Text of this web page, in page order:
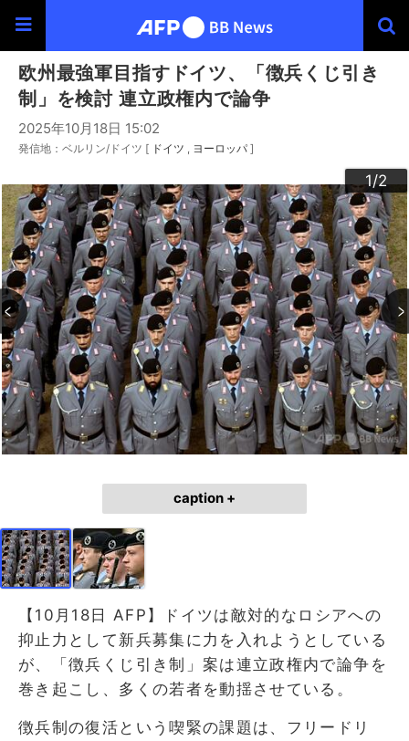
欧州最強軍目指すドイツ、「徴兵くじ引き
制」を検討 連立政権内で論争
2025年10月18日 15:02
発信地：ベルリン/ドイツ [ ドイツ ヨーロッパ ]
1/2
2/2
caption +
【10月18日 AFP】ドイツは敵対的なロシアへの
抑止力として新兵募集に力を入れようとしている
が、「徴兵くじ引き制」案は連立政権内で論争を
巻き起こし、多くの若者を動揺させている。
徴兵制の復活という喫緊の課題は、フリードリ